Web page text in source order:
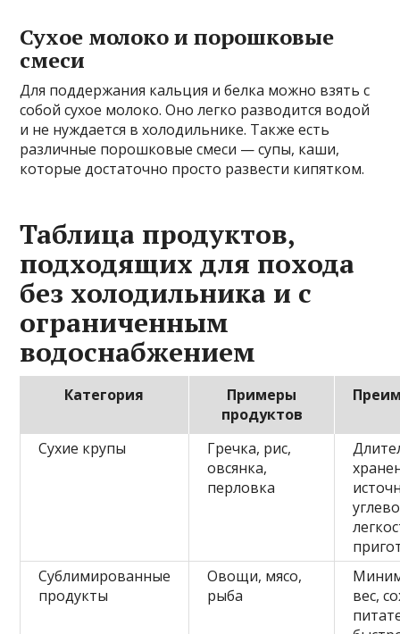
Сухое молоко и порошковые
смеси
Для поддержания кальция и белка можно взять с
собой сухое молоко. Оно легко разводится водой
и не нуждается в холодильнике. Также есть
различные порошковые смеси — супы, каши,
которые достаточно просто развести кипятком.
Таблица продуктов,
подходящих для похода
без холодильника и с
ограниченным
водоснабжением
Категория
Примеры
продуктов
Сухие крупы
Гречка, рис,
овсянка,
перловка
Сублимированные
продукты
Овощи, мясо,
рыба
вес,